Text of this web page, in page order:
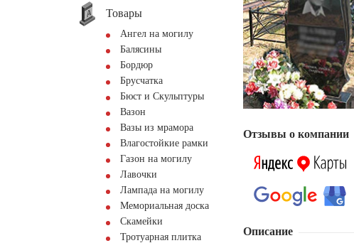
Товары
Ангел на могилу
Балясины
Бордюр
Брусчатка
Бюст и Скульптуры
Вазон
Вазы из мрамора
Влагостойкие рамки
Газон на могилу
Лавочки
Лампада на могилу
Мемориальная доска
Скамейки
Тротуарная плитка
Отзывы о компании
Описание